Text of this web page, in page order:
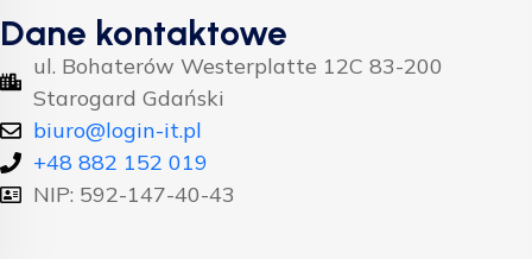
Dane kontaktowe
ul. Bohaterów Westerplatte 12C 83-200
Starogard Gdański
biuro@login-it.pl
+48 882 152 019
NIP: 592-147-40-43